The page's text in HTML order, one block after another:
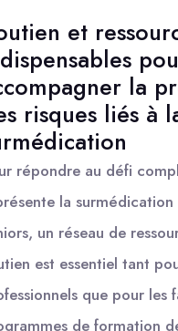
et
la
risques liés à
répondre au défi
la surmédication
un réseau de
est essentiel tant
que pour les
de formation